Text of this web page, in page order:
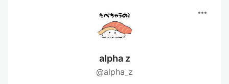
more_horiz
alpha z
@alpha_z